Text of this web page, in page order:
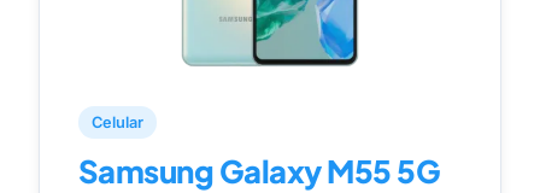
Celular
Samsung Galaxy M55 5G